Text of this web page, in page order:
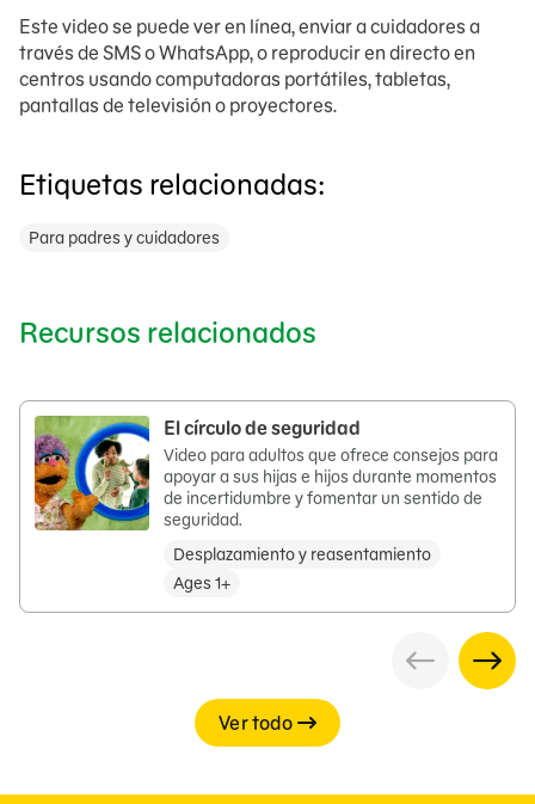
Este video se puede ver en línea, enviar a cuidadores a
través de SMS o WhatsApp, o reproducir en directo en
centros usando computadoras portátiles, tabletas,
pantallas de televisión o proyectores.
Etiquetas relacionadas:
Para padres y cuidadores
Recursos relacionados
El círculo de seguridad
Video para adultos que ofrece consejos para
apoyar a sus hijas e hijos durante momentos
de incertidumbre y fomentar un sentido de
seguridad.
Desplazamiento y reasentamiento
Ages 1+
Ver todo